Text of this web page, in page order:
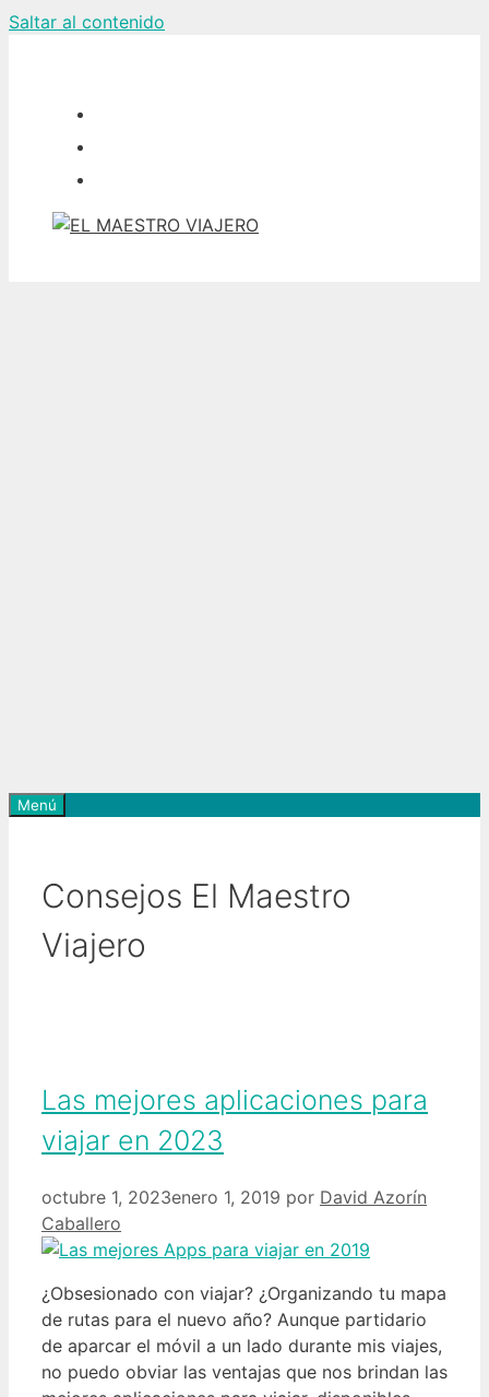
Saltar al contenido
Menú
Consejos El Maestro
Viajero
Las mejores aplicaciones para
viajar en 2023
octubre 1, 2023enero 1, 2019 por David Azorín
Caballero
¿Obsesionado con viajar? ¿Organizando tu mapa
de rutas para el nuevo año? Aunque partidario
de aparcar el móvil a un lado durante mis viajes,
no puedo obviar las ventajas que nos brindan las